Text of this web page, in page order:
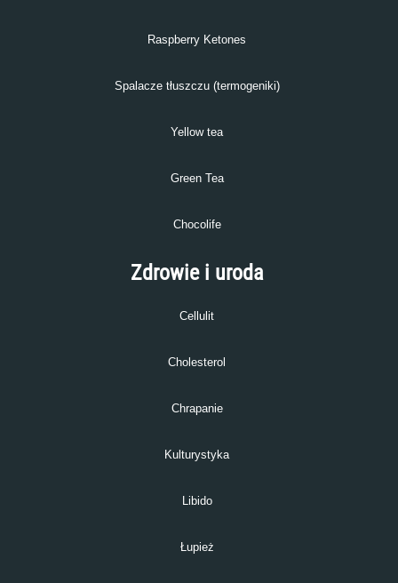
Raspberry Ketones
Spalacze tłuszczu (termogeniki)
Yellow tea
Green Tea
Chocolife
Zdrowie i uroda
Cellulit
Cholesterol
Chrapanie
Kulturystyka
Libido
Łupież